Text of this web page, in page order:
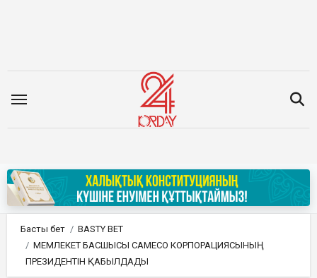
Басты бет
BASTY BET
МЕМЛЕКЕТ БАСШЫСЫ CAMECO КОРПОРАЦИЯСЫНЫҢ
ПРЕЗИДЕНТІН ҚАБЫЛДАДЫ